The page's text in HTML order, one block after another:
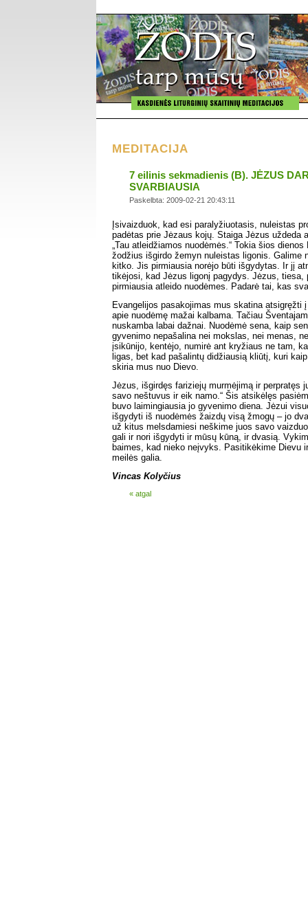
MEDITACIJA
7 eilinis sekmadienis (B). JĖZUS
SVARBIAUSIA
Paskelbta: 2009-02-21 20:43:11
Įsivaizduok, kad esi paralyžiuotasis, nuleistas
padėtas prie Jėzaus kojų. Staiga Jėzus uždeda
„Tau atleidžiamos nuodėmės.“ Tokia šios
žodžius išgirdo žemyn nuleistas ligonis. Galime
kitko. Jis pirmiausia norėjo būti išgydytas. Ir jį
tikėjosi, kad Jėzus ligonį pagydys. Jėzus, tiesa,
pirmiausia atleido nuodėmes. Padarė tai, kas
Evangelijos pasakojimas mus skatina atsigręžti
apie nuodėmę mažai kalbama. Tačiau
nuskamba labai dažnai. Nuodėmė sena, kaip
gyvenimo nepašalina nei mokslas, nei menas,
įsikūnijo, kentėjo, numirė ant kryžiaus ne tam,
ligas, bet kad pašalintų didžiausią kliūtį, kuri
skiria mus nuo Dievo.
Jėzus, išgirdęs fariziejų murmėjimą ir perpratęs
savo neštuvus ir eik namo.“ Šis atsikėlęs
buvo laimingiausia jo gyvenimo diena. Jėzui
išgydyti iš nuodėmės žaizdų visą žmogų – jo
už kitus melsdamiesi neškime juos savo
gali ir nori išgydyti ir mūsų kūną, ir dvasią.
baimes, kad nieko neįvyks. Pasitikėkime Dievu
meilės galia.
Vincas Kolyčius
« atgal